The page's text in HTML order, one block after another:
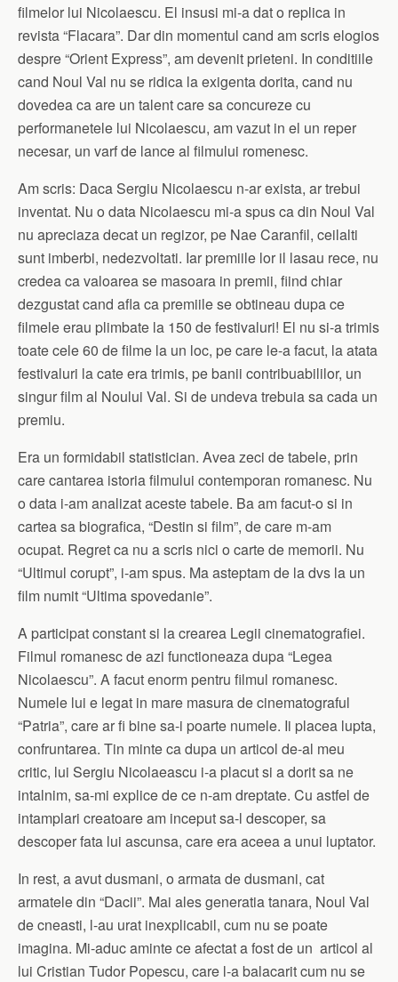
filmelor lui Nicolaescu. El insusi mi-a dat o replica in
revista “Flacara”. Dar din momentul cand am scris elogios
despre “Orient Express”, am devenit prieteni. In conditiile
cand Noul Val nu se ridica la exigenta dorita, cand nu
dovedea ca are un talent care sa concureze cu
performanetele lui Nicolaescu, am vazut in el un reper
necesar, un varf de lance al filmului romenesc.
Am scris: Daca Sergiu Nicolaescu n-ar exista, ar trebui
inventat. Nu o data Nicolaescu mi-a spus ca din Noul Val
nu apreciaza decat un regizor, pe Nae Caranfil, ceilalti
sunt imberbi, nedezvoltati. Iar premiile lor il lasau rece, nu
credea ca valoarea se masoara in premii, fiind chiar
dezgustat cand afla ca premiile se obtineau dupa ce
filmele erau plimbate la 150 de festivaluri! El nu si-a trimis
toate cele 60 de filme la un loc, pe care le-a facut, la atata
festivaluri la cate era trimis, pe banii contribuabililor, un
singur film al Noului Val. Si de undeva trebuia sa cada un
premiu.
Era un formidabil statistician. Avea zeci de tabele, prin
care cantarea istoria filmului contemporan romanesc. Nu
o data i-am analizat aceste tabele. Ba am facut-o si in
cartea sa biografica, “Destin si film”, de care m-am
ocupat. Regret ca nu a scris nici o carte de memorii. Nu
“Ultimul corupt”, i-am spus. Ma asteptam de la dvs la un
film numit “Ultima spovedanie”.
A participat constant si la crearea Legii cinematografiei.
Filmul romanesc de azi functioneaza dupa “Legea
Nicolaescu”. A facut enorm pentru filmul romanesc.
Numele lui e legat in mare masura de cinematograful
“Patria”, care ar fi bine sa-i poarte numele. Ii placea lupta,
confruntarea. Tin minte ca dupa un articol de-al meu
critic, lui Sergiu Nicolaeascu i-a placut si a dorit sa ne
intalnim, sa-mi explice de ce n-am dreptate. Cu astfel de
intamplari creatoare am inceput sa-l descoper, sa
descoper fata lui ascunsa, care era aceea a unui luptator.
In rest, a avut dusmani, o armata de dusmani, cat
armatele din “Dacii”. Mai ales generatia tanara, Noul Val
de cneasti, l-au urat inexplicabil, cum nu se poate
imagina. Mi-aduc aminte ce afectat a fost de un articol al
lui Cristian Tudor Popescu, care l-a balacarit cum nu se